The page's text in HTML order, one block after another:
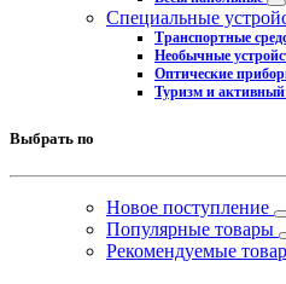
Специальные
Транспортные
Необычные
Оптические
Туризм и
Выбрать по
Новое поступление
Популярные товары
Рекомендуемые